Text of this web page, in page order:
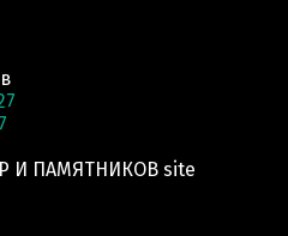
И ПАМЯТНИКОВ site